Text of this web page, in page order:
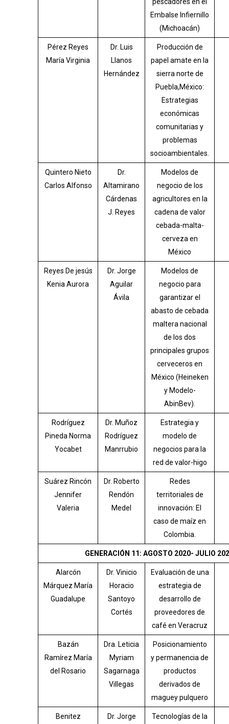
Embalse Infiernillo
(Michoacán)
Pérez Reyes
María Virginia
Dr. Luis
Llanos
Hernández
Producción de
papel amate en la
sierra norte de
Puebla,México:
Estrategias
económicas
comunitarias y
problemas
socioambientales.
Quintero Nieto
Carlos Alfonso
Dr.
Altamirano
Cárdenas
J. Reyes
Modelos de
negocio de los
agricultores en la
cadena de valor
cebada-malta-
cerveza en
México
Reyes De jesús
Kenia Aurora
Dr. Jorge
Aguilar
Ávila
Modelos de
negocio para
garantizar el
abasto de cebada
maltera nacional
de los dos
principales grupos
cerveceros en
México (Heineken
y Modelo-
AbinBev).
Rodríguez
Pineda Norma
Yocabet
Dr. Muñoz
Rodríguez
Manrrubio
Estrategia y
modelo de
negocios para la
red de valor-higo
Suárez Rincón
Jennifer
Valeria
Dr. Roberto
Rendón
Medel
Redes
territoriales de
innovación: El
caso de maíz en
Colombia.
GENERACIÓN 11: AGOSTO 2020- JULIO
Alarcón
Márquez María
Guadalupe
Dr. Vinicio
Horacio
Santoyo
Cortés
Evaluación de una
estrategia de
desarrollo de
proveedores de
café en Veracruz
Bazán
Ramírez María
del Rosario
Dra. Leticia
Myriam
Sagarnaga
Villegas
Posicionamiento
y permanencia de
productos
derivados de
maguey pulquero
Benitez
Dr. Jorge
Tecnologías de la